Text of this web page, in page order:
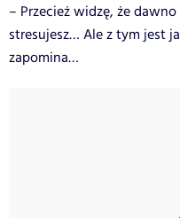
– Przecież widzę, że
stresujesz… Ale z tym jest
zapomina…